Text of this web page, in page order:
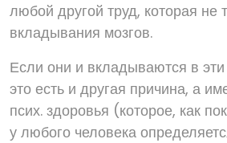
любой другой труд, которая не
вкладывания мозгов.
Если они и вкладываются в
это есть и другая причина, а
псих. здоровья (которое, как
у любого человека